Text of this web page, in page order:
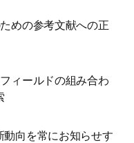
めの参考文献への正
ィールドの組み合わ
動向を常にお知らせす